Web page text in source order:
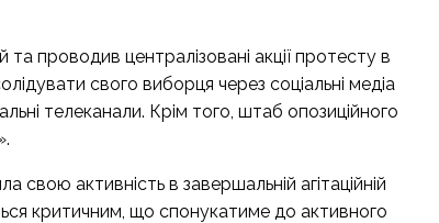
проводив централізовані акції протесту в
свого виборця через соціальні медіа
телеканали. Крім того, штаб опозиційного
активність в завершальній агітаційній
критичним, що спонукатиме до активного